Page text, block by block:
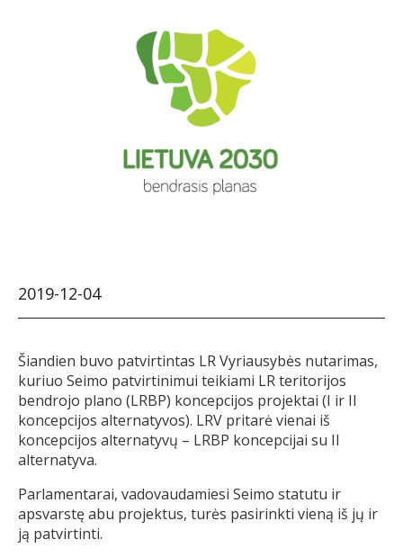
2019-12-04
Šiandien buvo patvirtintas LR Vyriausybės nutarimas,
kuriuo Seimo patvirtinimui teikiami LR teritorijos
bendrojo plano (LRBP) koncepcijos projektai (I ir II
koncepcijos alternatyvos). LRV pritarė vienai iš
koncepcijos alternatyvų – LRBP koncepcijai su II
alternatyva.
Parlamentarai, vadovaudamiesi Seimo statutu ir
apsvarstę abu projektus, turės pasirinkti vieną iš jų ir
ją patvirtinti.